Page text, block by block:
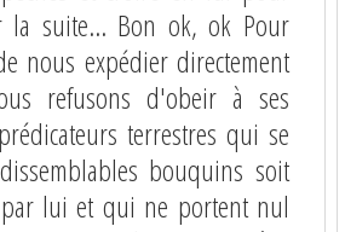
la suite... Bon ok, ok Pour
nous expédier directement
refusons d'obeir à ses
terrestres qui se
bouquins soit
lui et qui ne portent nul